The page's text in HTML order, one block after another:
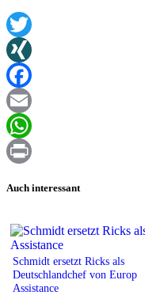
Twitter
XING
Facebook
Email
WhatsApp
Auch interessant
Schmidt ersetzt Ricks als
Deutschlandchef von Europ
Assistance